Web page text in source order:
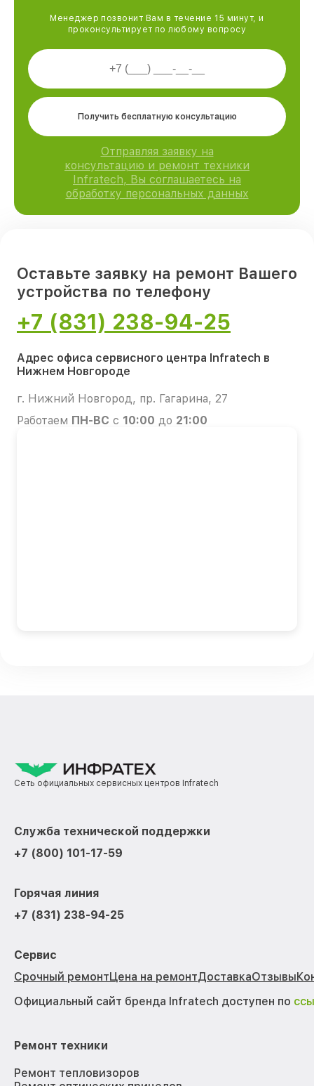
Менеджер позвонит Вам в течение 15 минут, и
проконсультирует по любому вопросу
Получить бесплатную консультацию
Отправляя заявку на
консультацию и ремонт техники
Infratech, Вы соглашаетесь на
обработку персональных данных
Оставьте заявку на ремонт Вашего
устройства по телефону
+7 (831) 238-94-25
Адрес офиса сервисного центра Infratech в
Нижнем Новгороде
г. Нижний Новгород, пр. Гагарина, 27
Работаем ПН-ВС с 10:00 до 21:00
Сеть официальных сервисных центров Infratech
Служба технической поддержки
+7 (800) 101-17-59
Горячая линия
+7 (831) 238-94-25
Сервис
Срочный ремонтЦена на ремонтДоставкаОтзывы
Официальный сайт бренда Infratech доступен по
Ремонт техники
Ремонт тепловизоров